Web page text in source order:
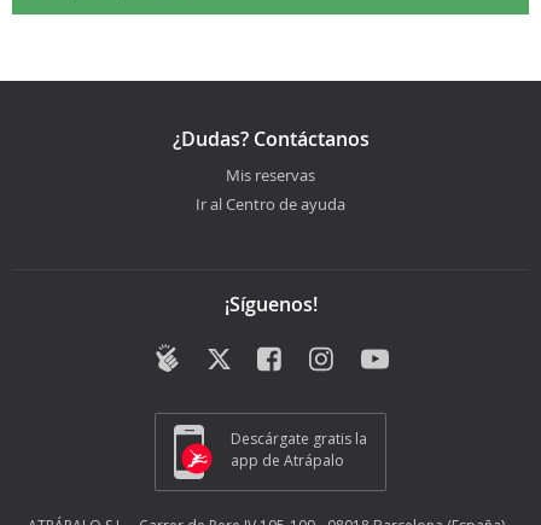
¿Dudas? Contáctanos
Mis reservas
Ir al Centro de ayuda
¡Síguenos!
Descárgate gratis la
app de Atrápalo